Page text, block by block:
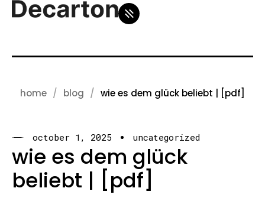
home blog wie es dem glück beliebt | [pdf]
october 1, 2025 uncategorized
wie es dem glück
beliebt | [pdf]